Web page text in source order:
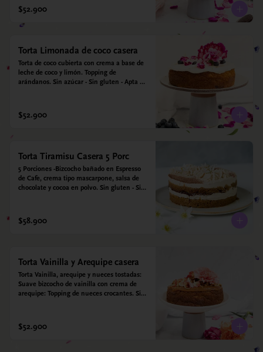
Endulzada con estevia.
$52.900
Torta Limonada de coco casera
Torta de coco cubierta con crema a base de
leche de coco y limón. Topping de
arándanos. Sin azúcar - Sin gluten - Apta
$52.900
Torta Tiramisu Casera 5 Porc
5 Porciones -Bizcocho bañado en Espresso
de Cafe, crema tipo mascarpone, salsa de
chocolate y cocoa en polvo. Sin gluten - Sin
$58.900
Torta Vainilla y Arequipe casera
Torta Vainilla, arequipe y nueces tostadas:
Suave bizcocho de vainilla con crema de
arequipe: Topping de nueces crocantes. Sin
Endulzada con estevia.
$52.900